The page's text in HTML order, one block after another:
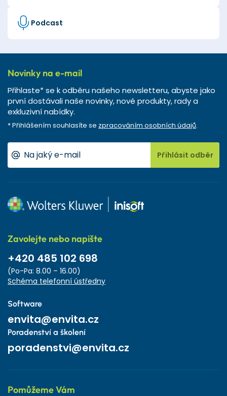
Podcast
Novinky na e-mail
Přihlaste* se k odběru našeho newsletteru, abyste jako
první dostávali naše novinky, nové produkty, rady a
exkluzivní nabídky.
* Přihlášením souhlasíte se zpracováním osobních údajů.
Přihlásit odběr
Zavolejte nebo napište
+420 485 102 698
(Po-Pa: 8.00 – 16.00)
Schéma telefonní ústředny
Software
envita@envita.cz
Poradenství a školení
poradenstvi@envita.cz
Pomůžeme Vám